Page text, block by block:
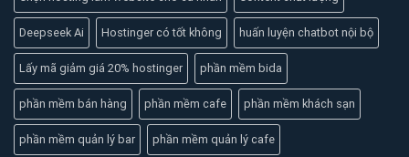
Deepseek Ai Hostinger có tốt không huấn luyện chatbot nội bộ
Lấy mã giảm giá 20% hostinger phần mềm bida
phần mềm bán hàng phần mềm cafe phần mềm khách sạn
phần mềm quản lý bar phần mềm quản lý cafe